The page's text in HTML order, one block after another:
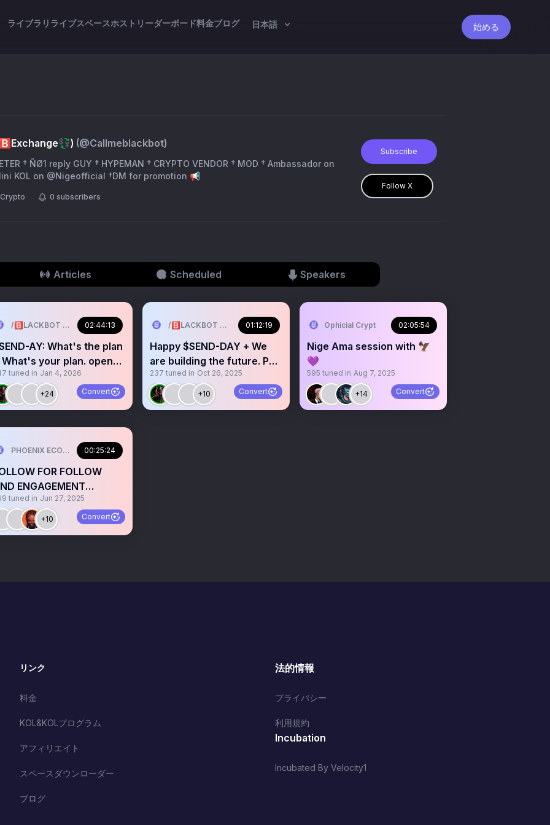
ライブラリ ライブスペースホスト リーダーボード料金ブログ 日本語 始める
(@Callmeblackbot)
† ÑØ1 reply GUY † HYPEMAN † CRYPTO VENDOR † MOD † Ambassador on
KOL on @Nigeofficial †DM for promotion 📢
Crypto 0 subscribers
Subscribe
Follow X
Articles Scheduled Speakers
/🅱️LACKBOT 🤖 (/🅱️Exchange💱)
02:44:13
AY: What's the plan
What's your plan. open
🎤
tuned in Jan 4, 2026
+24 Convert
/🅱️LACKBOT 🤖 (/🅱️Exchange💱)
01:12:19
Happy $SEND-DAY + We
are building the future. Pen
down✍️
237 tuned in Oct 26, 2025
+10 Convert
Ophicial Crypt 02:05:54
Nige Ama session with 🦅
💜
595 tuned in Aug 7, 2025
+14 Convert
PHOENIX ECOSYSTEM 🐦‍🔥
00:25:24
FOR FOLLOW
ENGAGEMENT
WITH PHOENIX
tuned in Jun 27, 2025
+10 Convert
リンク
料金
KOL&KOLプログラム
アフィリエイト
スペースダウンローダー
ブログ
法的情報
プライバシー
利用規約
Incubation
Incubated By Velocity1